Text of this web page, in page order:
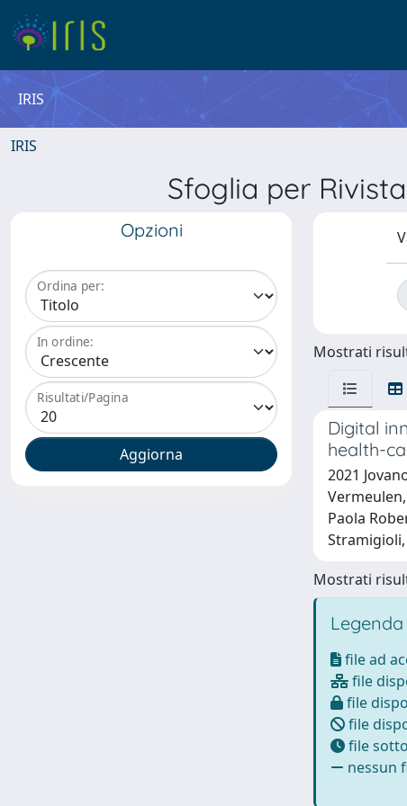
IRIS
IRIS
Sfoglia per
Opzioni
Ordina per:
In ordine:
Risultati/Pagina
Mostrati
Digital
health-
2021
Paola
Mostrati
file ad
file
file
file
file
nessun